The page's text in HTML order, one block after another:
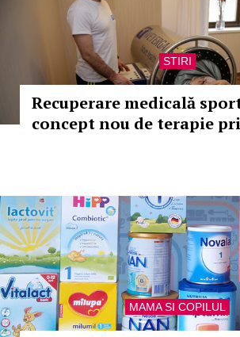
STIRI
Recuperare medicală
concept nou de terapie
MAMA SI COPILUL